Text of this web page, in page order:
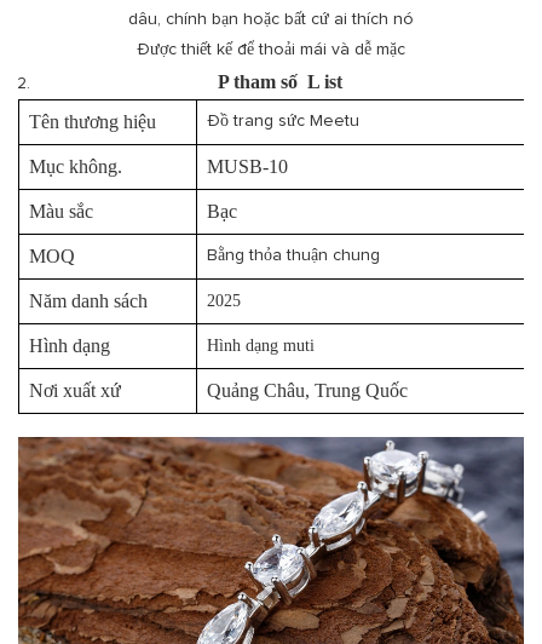
dâu, chính bạn hoặc bất cứ ai thích nó
Được thiết kế để thoải mái và dễ mặc
Ptham số List
Tên thương hiệu
Đồ trang sức Meetu
Mục không. MUSB-10
Màu sắc Bạc
MOQ Bằng thỏa thuận chung
Năm danh sách 2025
Hình dạng Hình dạng muti
Nơi xuất xứ Quảng Châu, Trung Quốc